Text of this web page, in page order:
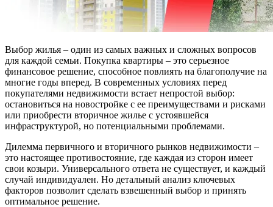
Выбор жилья – один из самых важных и сложных вопросов
для каждой семьи. Покупка квартиры – это серьезное
финансовое решение, способное повлиять на благополучие на
многие годы вперед. В современных условиях перед
покупателями недвижимости встает непростой выбор:
остановиться на новостройке с ее преимуществами и рисками
или приобрести вторичное жилье с устоявшейся
инфраструктурой, но потенциальными проблемами.
Дилемма первичного и вторичного рынков недвижимости –
это настоящее противостояние, где каждая из сторон имеет
свои козыри. Универсального ответа не существует, и каждый
случай индивидуален. Но детальный анализ ключевых
факторов позволит сделать взвешенный выбор и принять
оптимальное решение.